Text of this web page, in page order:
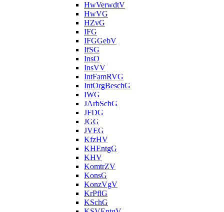
HwVerwdtV
HwVG
HZvG
IFG
IFGGebV
IfSG
InsO
InsVV
IntFamRVG
IntOrgBeschG
IWG
JArbSchG
JFDG
JGG
JVEG
KfzHV
KHEntgG
KHV
KomtrZV
KonsG
KonzVgV
KrPflG
KSchG